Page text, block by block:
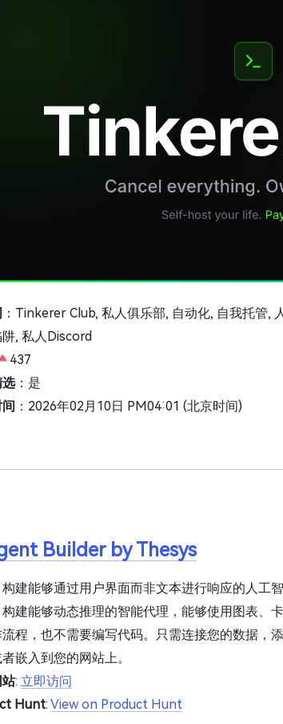
：Tinkerer Club, 私人俱乐部, 自动化, 自我托管,
, 私人Discord
437
：是
：2026年02月10日 PM04:01 (北京时间)
Builder by Thesys
建能够通过用户界面而非文本进行响应的人工智
构建能够动态推理的智能代理，能够使用图表、
程，也不需要编写代码。只需连接您的数据，
嵌入到您的网站上。
站: 立即访问
Hunt: View on Product Hunt